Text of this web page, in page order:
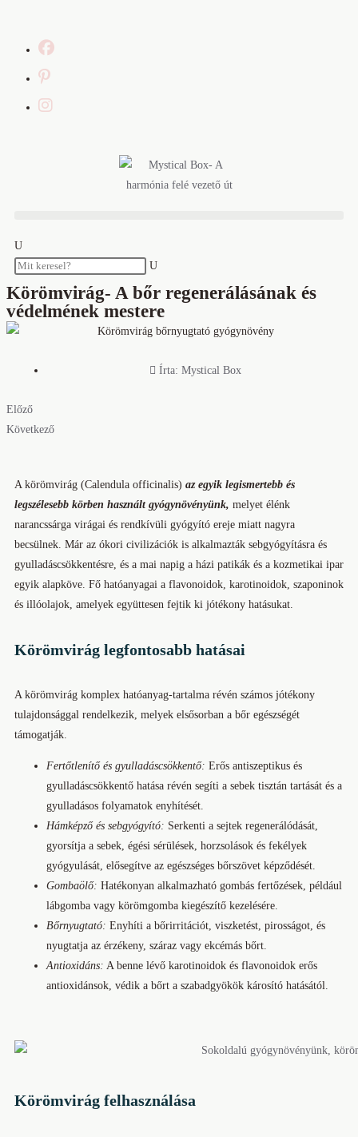
Körömvirág- A bőr regenerálásának és
védelmének mestere
Írta: Mystical Box
Előző
Következő
A körömvirág (Calendula officinalis) az egyik legismertebb és
legszélesebb körben használt gyógynövényünk, melyet élénk
narancssárga virágai és rendkívüli gyógyító ereje miatt nagyra
becsülnek. Már az ókori civilizációk is alkalmazták sebgyógyításra és
gyulladáscsökkentésre, és a mai napig a házi patikák és a kozmetikai ipar
egyik alapköve. Fő hatóanyagai a flavonoidok, karotinoidok, szaponinok
és illóolajok, amelyek együttesen fejtik ki jótékony hatásukat.
Körömvirág legfontosabb hatásai
A körömvirág komplex hatóanyag-tartalma révén számos jótékony
tulajdonsággal rendelkezik, melyek elsősorban a bőr egészségét
támogatják.
Fertőtlenítő és gyulladáscsökkentő: Erős antiszeptikus és
gyulladáscsökkentő hatása révén segíti a sebek tisztán tartását és a
gyulladásos folyamatok enyhítését.
Hámképző és sebgyógyító: Serkenti a sejtek regenerálódását,
gyorsítja a sebek, égési sérülések, horzsolások és fekélyek
gyógyulását, elősegítve az egészséges bőrszövet képződését.
Gombaölő: Hatékonyan alkalmazható gombás fertőzések, például
lábgomba vagy körömgomba kiegészítő kezelésére.
Bőrnyugtató: Enyhíti a bőrirritációt, viszketést, pirosságot, és
nyugtatja az érzékeny, száraz vagy ekcémás bőrt.
Antioxidáns: A benne lévő karotinoidok és flavonoidok erős
antioxidánsok, védik a bőrt a szabadgyökök károsító hatásától.
Körömvirág felhasználása